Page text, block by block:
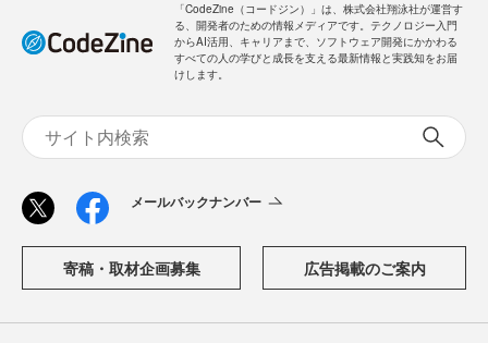
「CodeZine（コードジン）」は、株式会社翔泳社が運営す
る、開発者のための情報メディアです。テクノロジー入門
からAI活用、キャリアまで、ソフトウェア開発にかかわる
すべての人の学びと成長を支える最新情報と実践知をお届
けします。
メールバックナンバー
寄稿・取材企画募集 広告掲載のご案内